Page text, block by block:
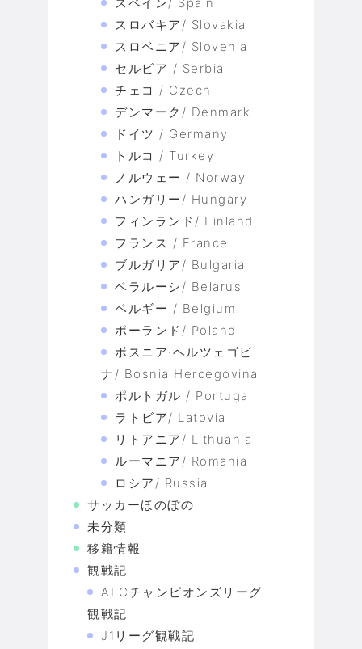
スロバキア/ Slovakia
スロベニア/ Slovenia
セルビア / Serbia
チェコ / Czech
デンマーク/ Denmark
ドイツ / Germany
トルコ / Turkey
ノルウェー / Norway
ハンガリー/ Hungary
フィンランド/ Finland
フランス / France
ブルガリア/ Bulgaria
ベラルーシ/ Belarus
ベルギー / Belgium
ポーランド/ Poland
ボスニア·ヘルツェゴビ
ナ/ Bosnia Hercegovina
ポルトガル / Portugal
ラトビア/ Latovia
リトアニア/ Lithuania
ルーマニア/ Romania
ロシア/ Russia
サッカーほのぼの
未分類
移籍情報
観戦記
AFCチャンピオンズリーグ
観戦記
J1リーグ観戦記